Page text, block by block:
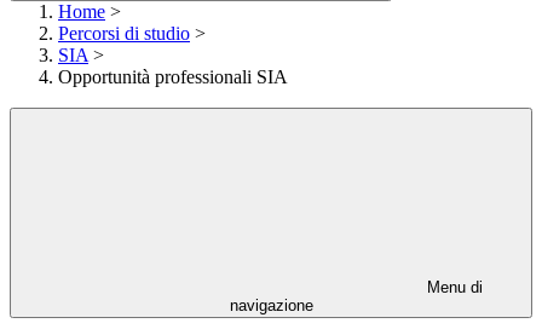
Home >
Percorsi di studio >
SIA >
Opportunità professionali SIA
Menu di
navigazione